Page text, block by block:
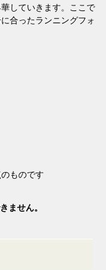
していきます。ここで
合ったランニングフォ
ものです
ません。